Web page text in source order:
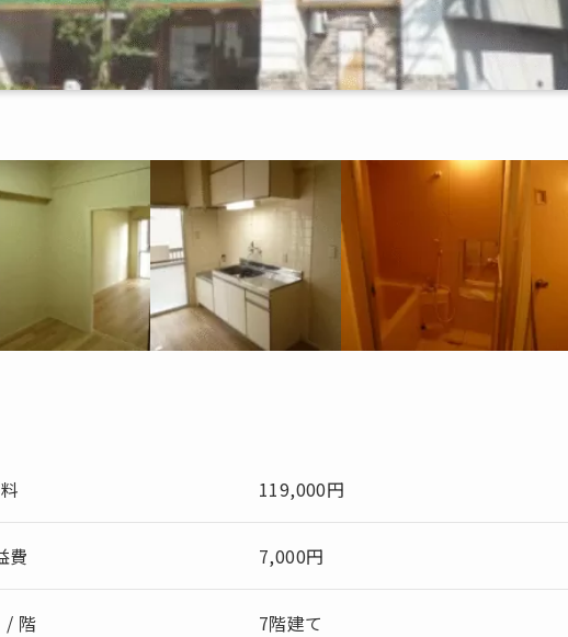
119,000円
費 7,000円
/ 階 7階建て